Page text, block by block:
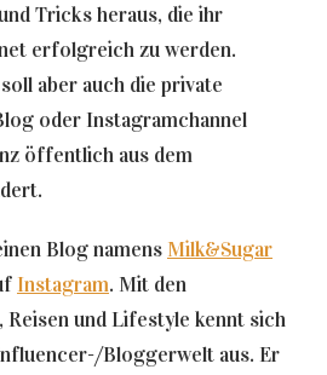
Tricks heraus, die ihr
erfolgreich zu werden.
aber auch die private
oder Instagramchannel
öffentlich aus dem
Blog namens Milk&Sugar
Instagram. Mit den
und Lifestyle kennt sich
Bloggerwelt aus. Er